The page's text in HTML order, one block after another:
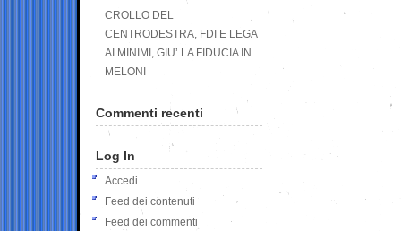
CROLLO DEL
CENTRODESTRA, FDI E LEGA
AI MINIMI, GIU’ LA FIDUCIA IN
MELONI
Commenti recenti
Log In
Accedi
Feed dei contenuti
Feed dei commenti